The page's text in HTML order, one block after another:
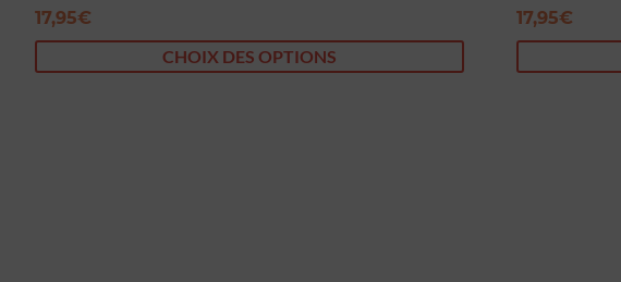
17,95€
CHOIX DES OPTIONS
17,95€